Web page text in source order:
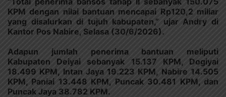
KPM dengan nilai bantuan mencapai Rp120,2 miliar
yang disalurkan di tujuh kabupaten,” ujar Andry di
Kantor Pos Nabire, Selasa (30/6/2026).
Adapun jumlah penerima bantuan meliputi
Kabupaten Deiyai sebanyak 15.137 KPM, Dogiyai
18.499 KPM, Intan Jaya 19.223 KPM, Nabire 14.505
KPM, Paniai 13.448 KPM, Puncak 30.481 KPM, dan
Puncak Jaya 38.782 KPM.